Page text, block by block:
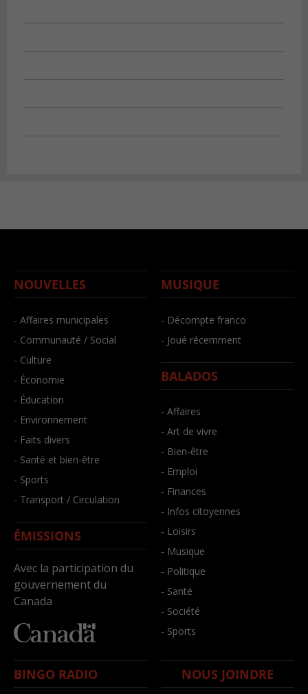
NOUVELLES
- Affaires municipales
- Communauté / Social
- Culture
- Économie
- Éducation
- Environnement
- Faits divers
- Santé et bien-être
- Sports
- Transport / Circulation
ÉMISSIONS
Avec la participation du
gouvernement du
Canada
MUSIQUE
- Décompte franco
- Joué récemment
BALADOS
- Affaires
- Art de vivre
- Bien-être
- Emploi
- Finances
- Infos citoyennes
- Loisirs
- Musique
- Politique
- Santé
- Société
- Sports
BINGO RADIO NOUS JOINDRE